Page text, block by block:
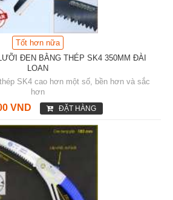
Tốt hơn nữa
ĐEN BẰNG THÉP SK4 350MM ĐÀI
LOAN
SK4 cao hơn một số, bền hơn và sắc
hơn
VND ĐẶT HÀNG